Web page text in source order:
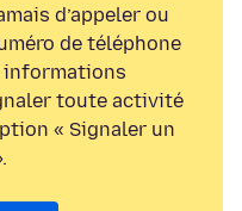
d’appeler ou
de téléphone
informations
toute activité
« Signaler un